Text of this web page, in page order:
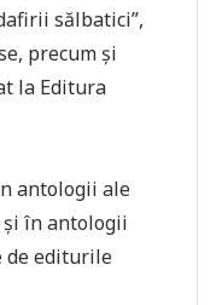
sălbatici”,
precum și
la Editura
antologii ale
și în antologii
de editurile